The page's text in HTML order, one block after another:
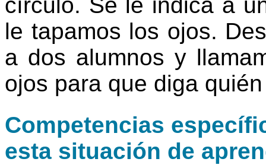
le tapamos los ojos.
a dos alumnos y
ojos para que diga
Competencias
esta situación de